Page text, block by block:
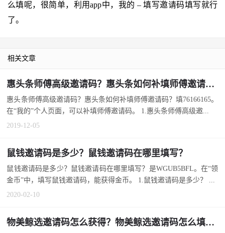
么填呢，很简单，利用app中，我的 – 填写邀请码填写就行
了。
相关文章
惠头条师傅高级邀请码？惠头条如何补填师傅邀请码？
惠头条师傅高级邀请码？惠头条如何补填师傅邀请码？填76166165。
在“我的”个人页面，可以补填师傅邀请码。 1.惠头条师傅高级邀...
2019-12-05
鼠钱邀请码是多少？鼠钱邀请码在哪里填写？
鼠钱邀请码是多少？鼠钱邀请码在哪里填写？是WGUB5BFL。在“领
金币”中，填写鼠钱邀请码，能获得金币。 1.鼠钱邀请码是多少？ ...
2020-02-10
物美鲸选邀请码怎么获得？物美鲸选邀请码怎么填写？